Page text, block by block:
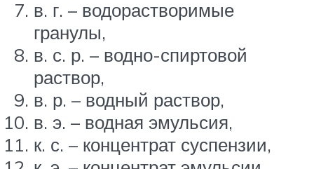
в. г. – водорастворимые
гранулы,
в. с. р. – водно-спиртовой
раствор,
в. р. – водный раствор,
в. э. – водная эмульсия,
к. с. – концентрат суспензии,